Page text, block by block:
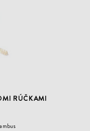
RÚČKAMI